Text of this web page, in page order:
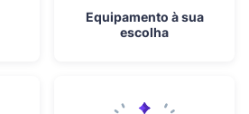
Equipamento à sua
escolha